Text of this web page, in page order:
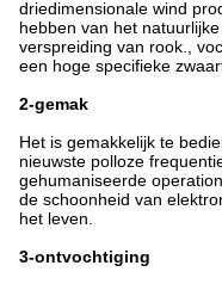
driedimensionale wind
hebben van het
verspreiding van rook.,
een hoge specifieke
2-gemak
Het is gemakkelijk te
nieuwste polloze
gehumaniseerde
de schoonheid van
het leven.
3-ontvochtiging